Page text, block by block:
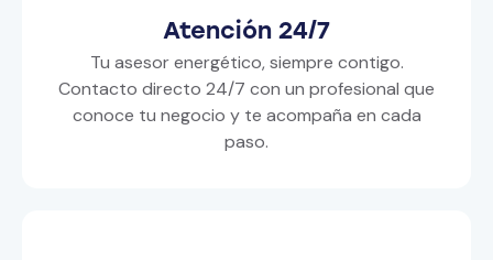
Atención 24/7
Tu asesor energético, siempre contigo.
Contacto directo 24/7 con un profesional que
conoce tu negocio y te acompaña en cada
paso.